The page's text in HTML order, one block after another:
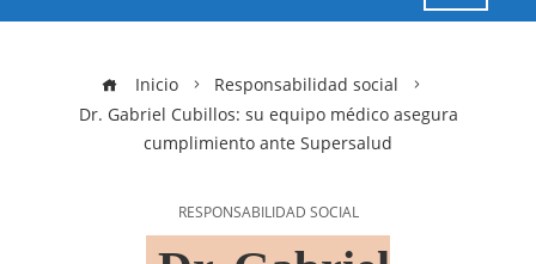
Inicio
Responsabilidad social
Dr. Gabriel Cubillos: su equipo médico asegura
cumplimiento ante Supersalud
RESPONSABILIDAD SOCIAL